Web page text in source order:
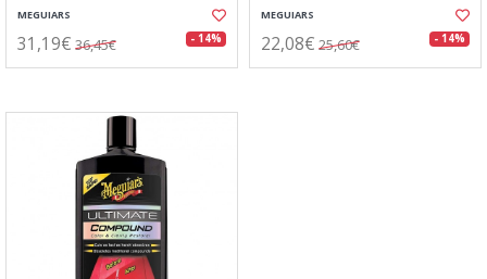
MEGUIARS
31,19€ 36,45€ - 14%
MEGUIARS
22,08€ 25,60€ - 14%